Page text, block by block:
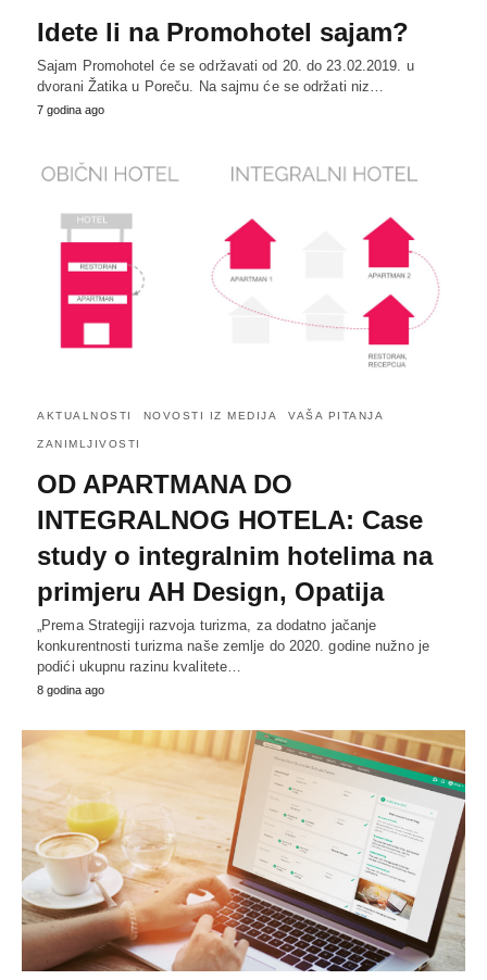
Idete li na Promohotel sajam?
Sajam Promohotel će se održavati od 20. do 23.02.2019. u
dvorani Žatika u Poreču. Na sajmu će se održati niz…
7 godina ago
AKTUALNOSTI NOVOSTI IZ MEDIJA VAŠA PITANJA
ZANIMLJIVOSTI
OD APARTMANA DO
INTEGRALNOG HOTELA: Case
study o integralnim hotelima na
primjeru AH Design, Opatija
„Prema Strategiji razvoja turizma, za dodatno jačanje
konkurentnosti turizma naše zemlje do 2020. godine nužno je
podići ukupnu razinu kvalitete…
8 godina ago